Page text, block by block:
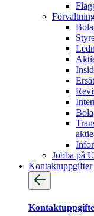
Jobba på
Kontaktuppgifter